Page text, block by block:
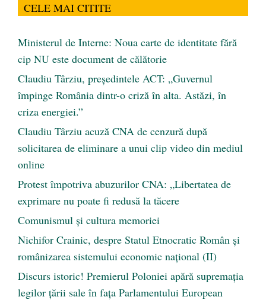
CELE MAI CITITE
Ministerul de Interne: Noua carte de identitate fără
cip NU este document de călătorie
Claudiu Târziu, președintele ACT: „Guvernul
împinge România dintr-o criză în alta. Astăzi, în
criza energiei.”
Claudiu Târziu acuză CNA de cenzură după
solicitarea de eliminare a unui clip video din mediul
online
Protest împotriva abuzurilor CNA: „Libertatea de
exprimare nu poate fi redusă la tăcere
Comunismul şi cultura memoriei
Nichifor Crainic, despre Statul Etnocratic Român şi
românizarea sistemului economic naţional (II)
Discurs istoric! Premierul Poloniei apără supremația
legilor țării sale în fața Parlamentului European